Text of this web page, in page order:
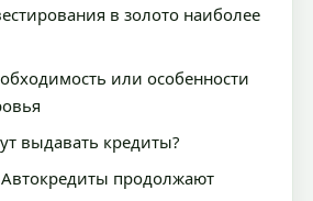
в золото наиболее
или особенности
выдавать кредиты?
продолжают